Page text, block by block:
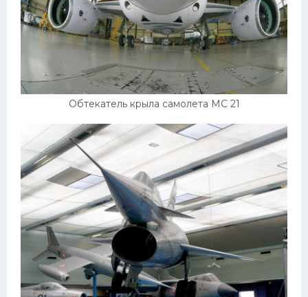
Обтекатель крыла самолета МС 21